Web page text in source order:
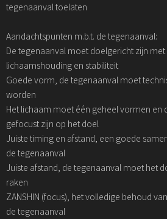
tegenaanval toelaten
Aandachtspunten m.b.t. de tegenaanval:
De tegenaanval moet doelgericht zijn
lichaamshouding en stabiliteit
Goede vorm, de tegenaanval moet
worden
Het lichaam moet één geheel vormen en
gefocust zijn op het doel
Juiste timing en afstand, een goede
de tegenaanval
Juiste afstand, de tegenaanval moet het
raken
ZANSHIN (focus), het volledige behoud
de tegenaanval